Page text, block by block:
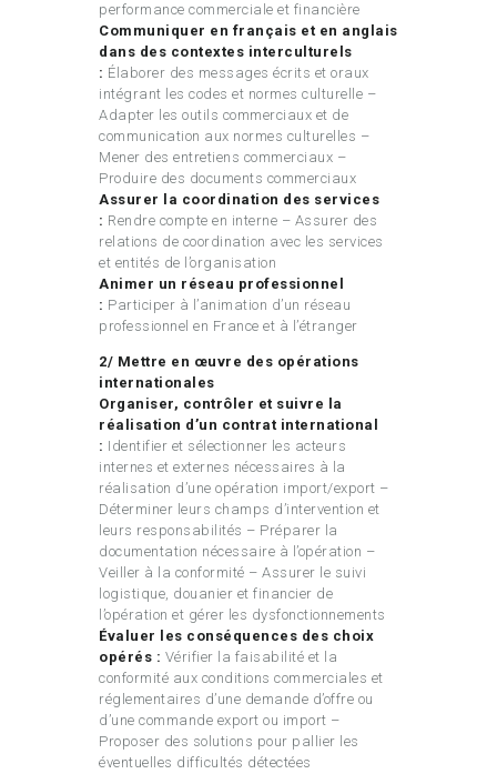
performance commerciale et financière
Communiquer en français et en anglais
dans des contextes interculturels
: Élaborer des messages écrits et oraux
intégrant les codes et normes culturelle –
Adapter les outils commerciaux et de
communication aux normes culturelles –
Mener des entretiens commerciaux –
Produire des documents commerciaux
Assurer la coordination des services
: Rendre compte en interne – Assurer des
relations de coordination avec les services
et entités de l’organisation
Animer un réseau professionnel
: Participer à l’animation d’un réseau
professionnel en France et à l’étranger
2/ Mettre en œuvre des opérations
internationales
Organiser, contrôler et suivre la
réalisation d’un contrat international
: Identifier et sélectionner les acteurs
internes et externes nécessaires à la
réalisation d’une opération import/export –
Déterminer leurs champs d’intervention et
leurs responsabilités – Préparer la
documentation nécessaire à l’opération –
Veiller à la conformité – Assurer le suivi
logistique, douanier et financier de
l’opération et gérer les dysfonctionnements
Évaluer les conséquences des choix
opérés : Vérifier la faisabilité et la
conformité aux conditions commerciales et
réglementaires d’une demande d’offre ou
d’une commande export ou import –
Proposer des solutions pour pallier les
éventuelles difficultés détectées